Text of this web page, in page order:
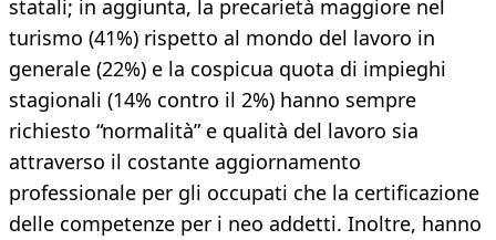
statali; in aggiunta, la precarietà maggiore nel
turismo (41%) rispetto al mondo del lavoro in
generale (22%) e la cospicua quota di impieghi
stagionali (14% contro il 2%) hanno sempre
richiesto “normalità” e qualità del lavoro sia
attraverso il costante aggiornamento
professionale per gli occupati che la certificazione
delle competenze per i neo addetti. Inoltre, hanno